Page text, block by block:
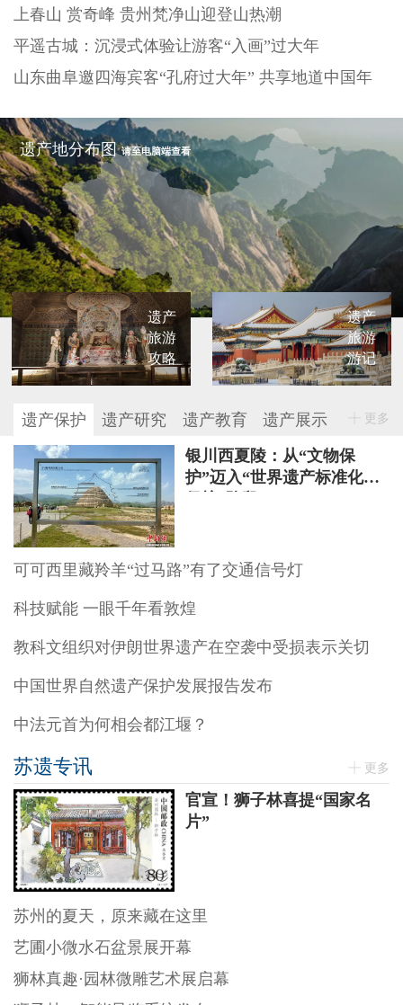
上春山 赏奇峰 贵州梵净山迎登山热潮
平遥古城：沉浸式体验让游客“入画”过大年
山东曲阜邀四海宾客“孔府过大年” 共享地道中国年
遗产地分布图请至电脑端查看
遗产
旅游
攻略
遗产
旅游
游记
遗产保护 遗产研究 遗产教育 遗产展示 更多
银川西夏陵：从“文物保
护”迈入“世界遗产标准化
可可西里藏羚羊“过马路”有了交通信号灯
科技赋能 一眼千年看敦煌
教科文组织对伊朗世界遗产在空袭中受损表示关切
中国世界自然遗产保护发展报告发布
中法元首为何相会都江堰？
苏遗专讯 更多
官宣！狮子林喜提“国家名
片”
苏州的夏天，原来藏在这里
艺圃小微水石盆景展开幕
狮林真趣·园林微雕艺术展启幕